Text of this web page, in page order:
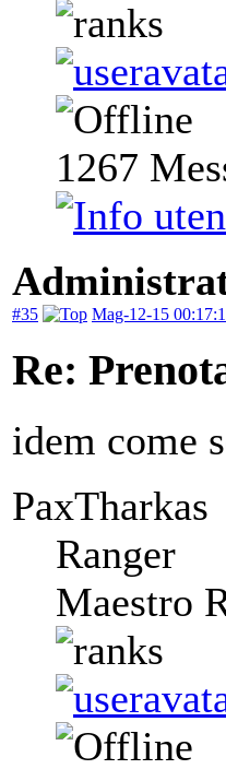
1267
#35 Mag-12-15
Re:
idem come
PaxTharkas
Ranger
Maestro